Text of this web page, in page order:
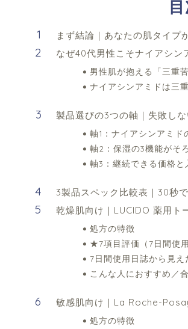
まず結論｜あなたの肌タイプ
なぜ40代男性こそナイアシン
男性肌が抱える「三重苦
ナイアシンアミドは三
製品選びの3つの軸｜失敗し
軸1：ナイアシンアミド
軸2：保湿の3機能がそ
軸3：継続できる価格と
3製品スペック比較表｜30秒
乾燥肌向け｜LUCIDO 薬用ト
処方の特徴
★7項目評価（7日間使用
7日間使用日誌から見え
こんな人におすすめ／
敏感肌向け｜La Roche-
処方の特徴